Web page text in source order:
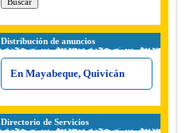
Distribución de anuncios
En Mayabeque, Quivicán
Directorio de Servicios